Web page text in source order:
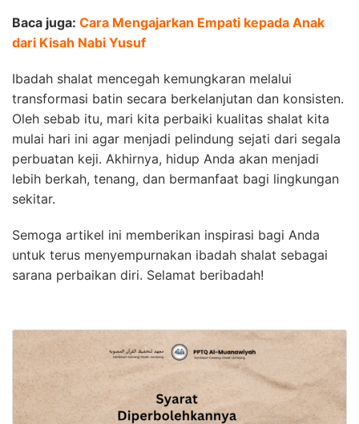
Baca juga: Cara Mengajarkan Empati kepada Anak
dari Kisah Nabi Yusuf
Ibadah shalat mencegah kemungkaran melalui
transformasi batin secara berkelanjutan dan konsisten.
Oleh sebab itu, mari kita perbaiki kualitas shalat kita
mulai hari ini agar menjadi pelindung sejati dari segala
perbuatan keji. Akhirnya, hidup Anda akan menjadi
lebih berkah, tenang, dan bermanfaat bagi lingkungan
sekitar.
Semoga artikel ini memberikan inspirasi bagi Anda
untuk terus menyempurnakan ibadah shalat sebagai
sarana perbaikan diri. Selamat beribadah!